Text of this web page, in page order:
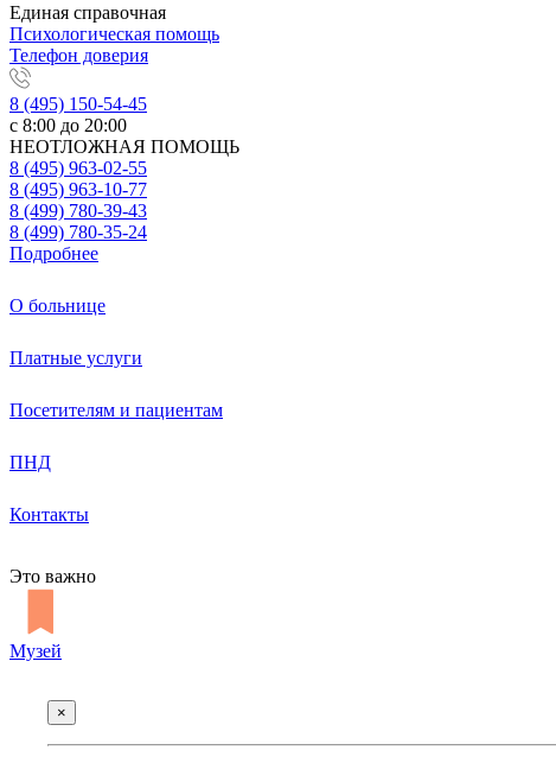
Единая справочная
Психологическая помощь
Телефон доверия
8 (495) 150-54-45
с 8:00 до 20:00
НЕОТЛОЖНАЯ ПОМОЩЬ
8 (495) 963-02-55
8 (495) 963-10-77
8 (499) 780-39-43
8 (499) 780-35-24
Подробнее
О больнице
Платные услуги
Посетителям и пациентам
ПНД
Контакты
Это важно
Музей
×